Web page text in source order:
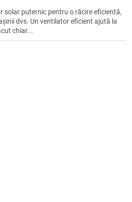
solar puternic pentru o răcire eficientă,
dvs. Un ventilator eficient ajută la
chiar...